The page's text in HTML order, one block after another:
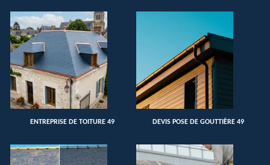
ENTREPRISE DE TOITURE 49 DEVIS POSE DE GOUTTIÈRE 49